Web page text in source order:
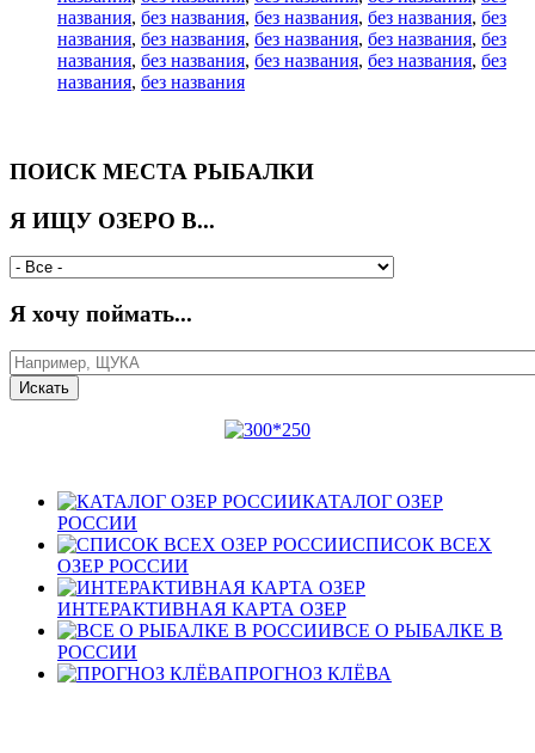
названия, без названия, без названия, без названия, без
названия, без названия, без названия, без названия, без
названия, без названия, без названия, без названия, без
названия, без названия
ПОИСК МЕСТА РЫБАЛКИ
Я ИЩУ ОЗЕРО В...
Я хочу поймать...
КАТАЛОГ ОЗЕР
РОССИИ
СПИСОК ВСЕХ
ОЗЕР РОССИИ
ИНТЕРАКТИВНАЯ КАРТА ОЗЕР
ВСЕ О РЫБАЛКЕ В
РОССИИ
ПРОГНОЗ КЛЁВА